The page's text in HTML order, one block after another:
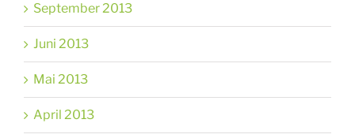
September 2013
Juni 2013
Mai 2013
April 2013